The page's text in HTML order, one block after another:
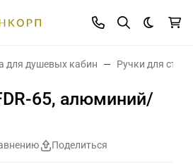
Темная
для душевых кабин Ручки для
65, алюминий/
Поделиться